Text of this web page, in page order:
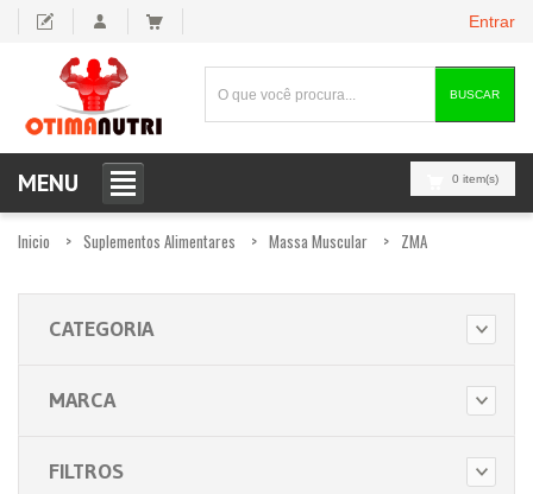
Entrar
BUSCAR
0 item(s)
MENU
Inicio Suplementos Alimentares Massa Muscular ZMA
CATEGORIA
MARCA
FILTROS